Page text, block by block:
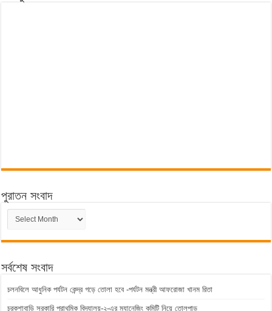
পুরাতন সংবাদ
পুরাতন
সংবাদ
সর্বশেষ সংবাদ
চলনবিলে আধুনিক পর্যটন কেন্দ্র গড়ে তোলা হবে -পর্যটন মন্ত্রী আফরোজা খানম রিতা
চরকুশাবাড়ি সরকারি প্রাথমিক বিদ্যালয়-২-এর ম্যানেজিং কমিটি নিয়ে তোলপাড়